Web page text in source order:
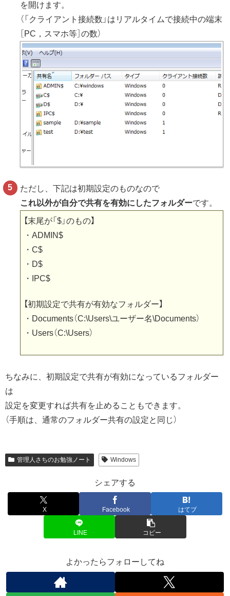
を開けます。
（「クライアント接続数」はリアルタイムで接続中の端末
［PC，スマホ等］の数）
ただし、下記は初期設定のものなので
これ以外が自分で共有を有効にしたフォルダーです。
【末尾が「$」のもの】
・ADMIN$
・C$
・D$
・IPC$
【初期設定で共有が有効なフォルダー】
・Documents（C:\Users\ユーザー名\Documents）
・Users（C:\Users）
ちなみに、初期設定で共有が有効になっているフォルダー
は
設定を変更すれば共有を止めることもできます。
（手順は、通常のフォルダー共有の設定と同じ）
管理人さちのお勉強ノート Windows
シェアする
X Facebook はてブ
LINE コピー
よかったらフォローしてね